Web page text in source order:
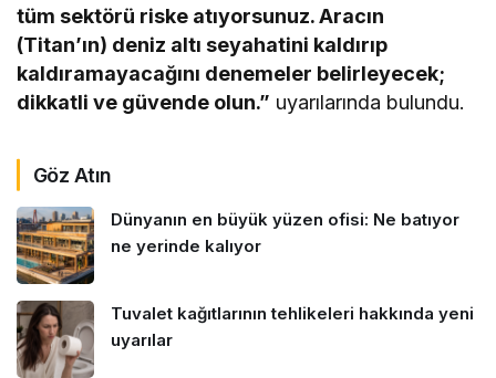
tüm sektörü riske atıyorsunuz. Aracın
(Titan’ın) deniz altı seyahatini kaldırıp
kaldıramayacağını denemeler belirleyecek;
dikkatli ve güvende olun.” uyarılarında bulundu.
Göz Atın
Dünyanın en büyük yüzen ofisi: Ne batıyor
ne yerinde kalıyor
Tuvalet kağıtlarının tehlikeleri hakkında yeni
uyarılar